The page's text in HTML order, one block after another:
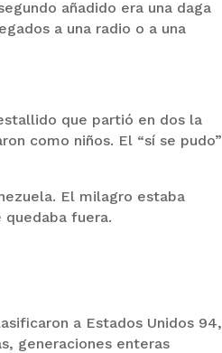
añadido era una daga
a una radio o a una
que partió en dos la
como niños. El “sí se pudo”
El milagro estaba
quedaba fuera.
a Estados Unidos 94,
generaciones enteras